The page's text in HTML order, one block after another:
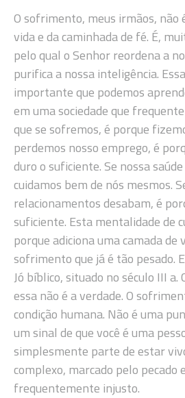
O sofrimento, meus irmãos, não
vida e da caminhada de fé. É,
pelo qual o Senhor reordena a
purifica a nossa inteligência.
importante que podemos
em uma sociedade que
que se sofremos, é porque
perdemos nosso emprego, é
duro o suficiente. Se nossa
cuidamos bem de nós mesmos.
relacionamentos desabam, é
suficiente. Esta mentalidade de
porque adiciona uma camada de
sofrimento que já é tão pesado.
Jó bíblico, situado no século III a.
essa não é a verdade. O
condição humana. Não é uma
um sinal de que você é uma
simplesmente parte de estar
complexo, marcado pelo pecado
frequentemente injusto.